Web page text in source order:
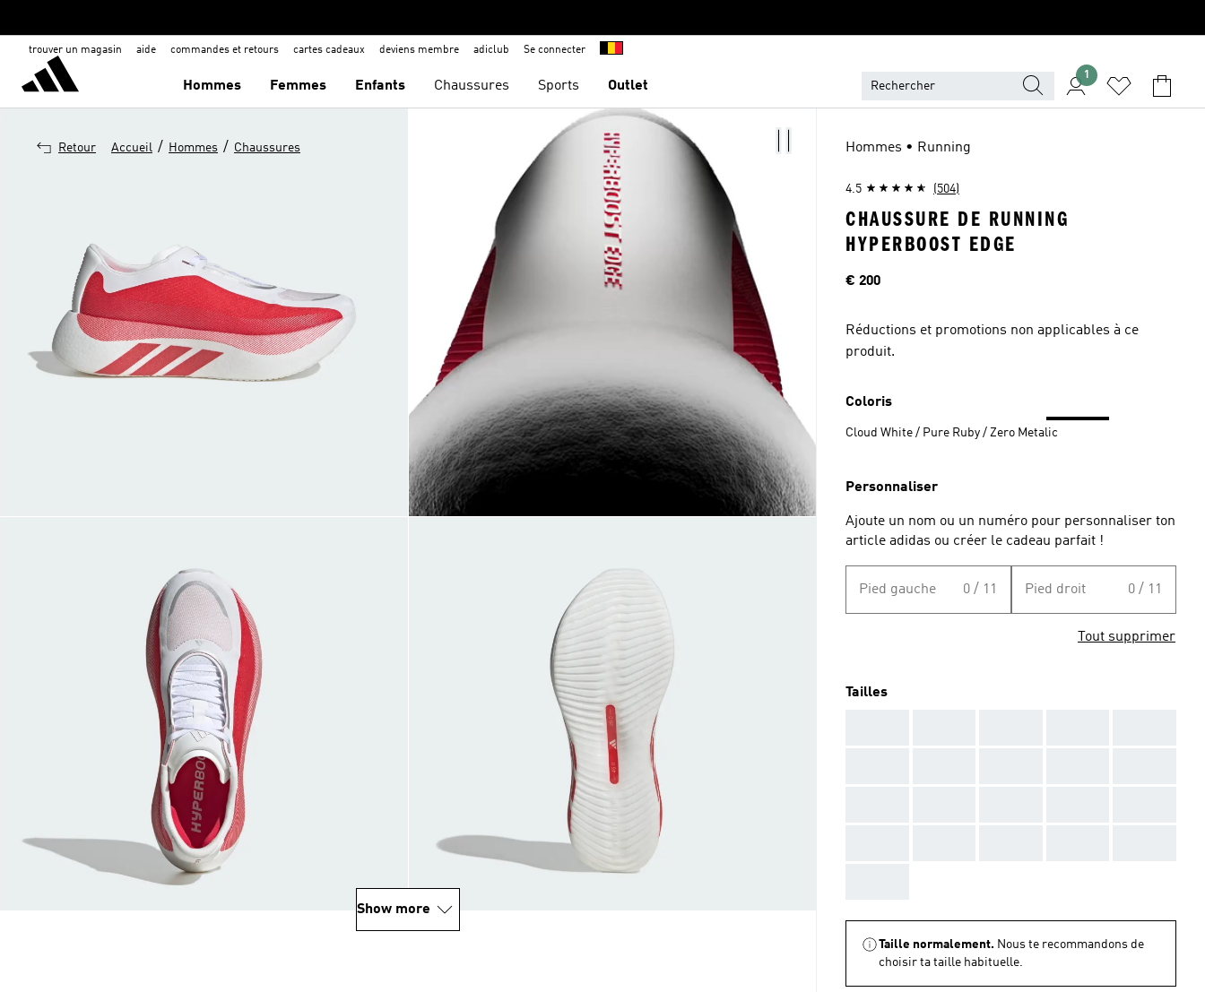
trouver un magasin aide commandes et retours cartes cadeaux deviens membre adiclub Se connecter
Hommes Femmes Enfants Chaussures Sports Outlet
1
Retour Accueil / Hommes / Chaussures
Show more
Hommes • Running
4.5 (504)
CHAUSSURE DE RUNNING
HYPERBOOST EDGE
Price
€ 200
Réductions et promotions non applicables à ce
produit.
Coloris
Cloud White / Pure Ruby / Zero Metalic
Personnaliser
Ajoute un nom ou un numéro pour personnaliser ton
article adidas ou créer le cadeau parfait !
Pied gauche 0 / 11 Pied droit 0 / 11
Tout supprimer
Tailles
Taille normalement. Nous te recommandons de
choisir ta taille habituelle.